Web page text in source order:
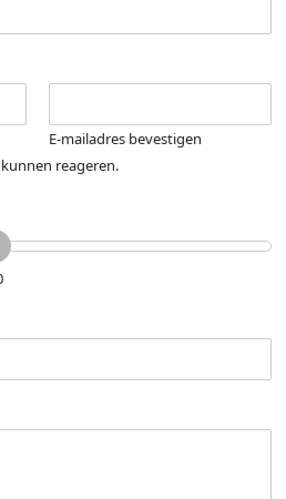
E-mailadres bevestigen
reageren.